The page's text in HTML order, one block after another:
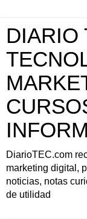
DIARIO
DiarioTEC.com
marketing digital,
noticias, notas
de utilidad